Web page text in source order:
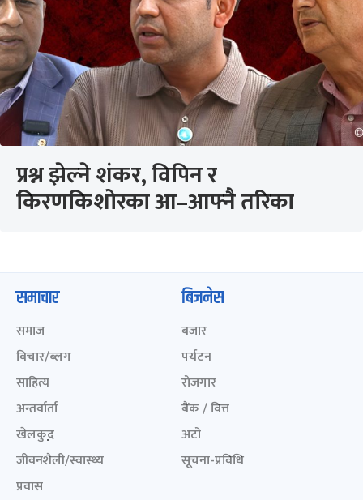
प्रश्न झेल्ने शंकर, विपिन र
किरणकिशोरका आ–आफ्नै तरिका
समाचार
समाज
विचार/ब्लग
साहित्य
अन्तर्वार्ता
खेलकुद़़
जीवनशैली/स्वास्थ्य
प्रवास
बिजनेस
बजार
पर्यटन
रोजगार
बैंक / वित्त
अटो
सूचना-प्रविधि